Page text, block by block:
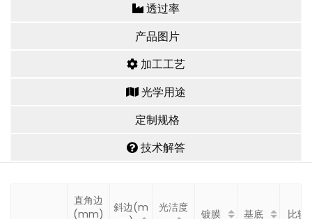
透过率
产品图片
加工工艺
光学用途
定制规格
技术解答
直角边
(mm)
斜边(m
光洁度 镀膜 基底 比较